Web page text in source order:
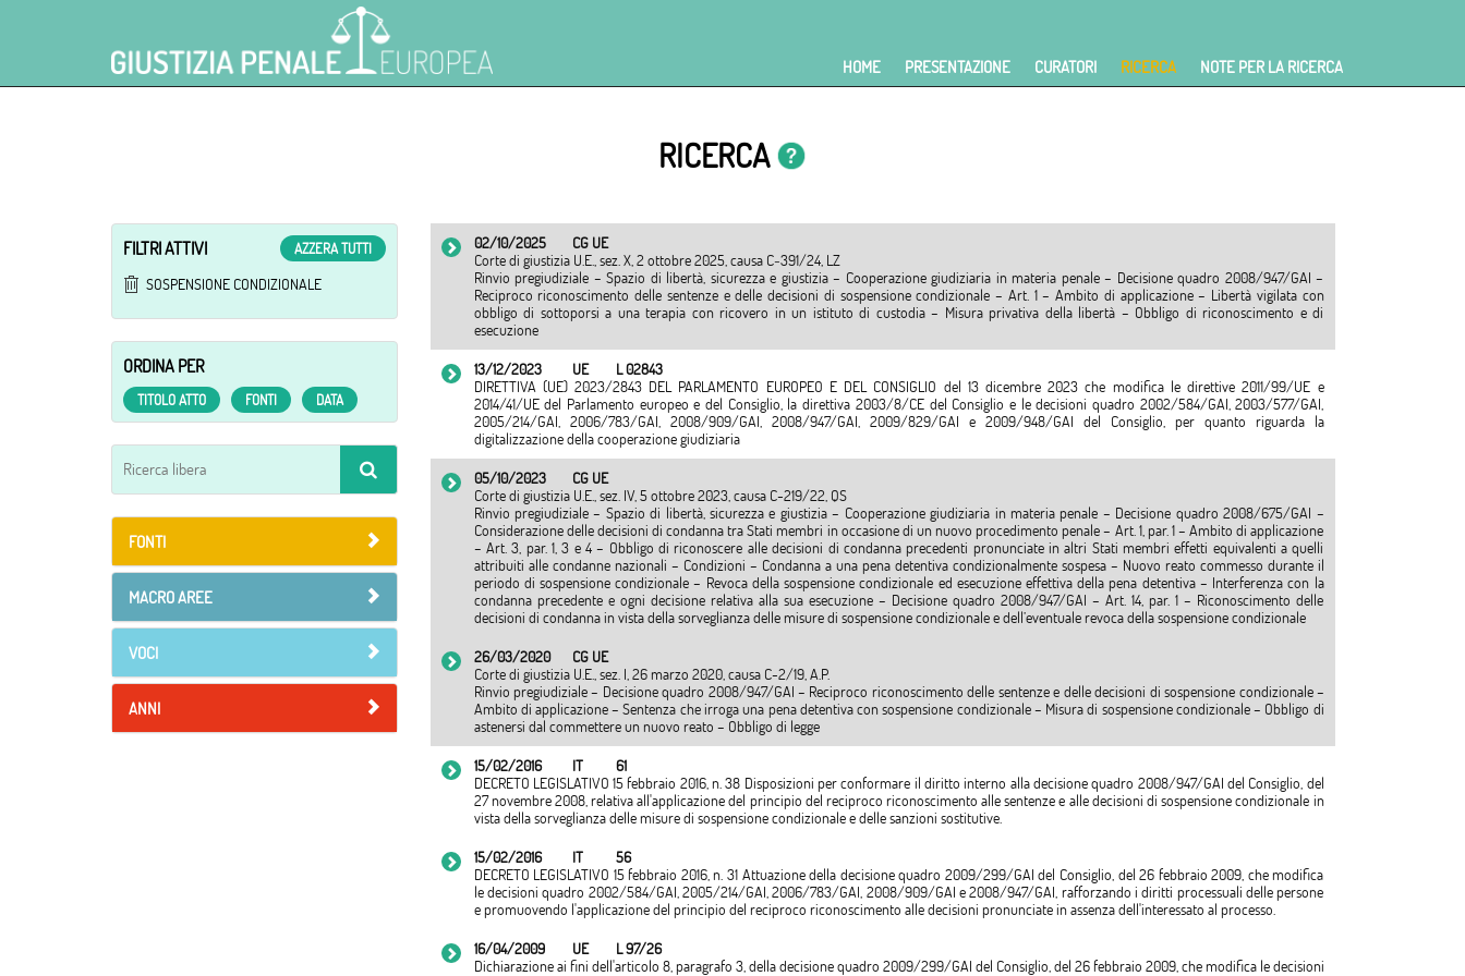
HOME PRESENTAZIONE CURATORI RICERCA NOTE PER LA RICERCA
RICERCA
FILTRI ATTIVI AZZERA TUTTI
SOSPENSIONE CONDIZIONALE
ORDINA PER
TITOLO ATTO FONTI DATA
FONTI
MACRO AREE
VOCI
ANNI
02/10/2025
CG UE
Corte di giustizia U.E., sez. X, 2 ottobre 2025, causa C‑391/24, LZ
Rinvio pregiudiziale – Spazio di libertà, sicurezza e giustizia – Cooperazione giudiziaria in materia penale – Decisione quadro 2008/947/GAI –
Reciproco riconoscimento delle sentenze e delle decisioni di sospensione condizionale – Art. 1 – Ambito di applicazione – Libertà vigilata con
obbligo di sottoporsi a una terapia con ricovero in un istituto di custodia – Misura privativa della libertà – Obbligo di riconoscimento e di
esecuzione
13/12/2023
UE
L 02843
DIRETTIVA (UE) 2023/2843 DEL PARLAMENTO EUROPEO E DEL CONSIGLIO del 13 dicembre 2023 che modifica le direttive 2011/99/UE e
2014/41/UE del Parlamento europeo e del Consiglio, la direttiva 2003/8/CE del Consiglio e le decisioni quadro 2002/584/GAI, 2003/577/GAI,
2005/214/GAI, 2006/783/GAI, 2008/909/GAI, 2008/947/GAI, 2009/829/GAI e 2009/948/GAI del Consiglio, per quanto riguarda la
digitalizzazione della cooperazione giudiziaria
05/10/2023
CG UE
Corte di giustizia U.E., sez. IV, 5 ottobre 2023, causa C-219/22, QS
Rinvio pregiudiziale – Spazio di libertà, sicurezza e giustizia – Cooperazione giudiziaria in materia penale – Decisione quadro 2008/675/GAI –
Considerazione delle decisioni di condanna tra Stati membri in occasione di un nuovo procedimento penale – Art. 1, par. 1 – Ambito di applicazione
– Art. 3, par. 1, 3 e 4 – Obbligo di riconoscere alle decisioni di condanna precedenti pronunciate in altri Stati membri effetti equivalenti a quelli
attribuiti alle condanne nazionali – Condizioni – Condanna a una pena detentiva condizionalmente sospesa – Nuovo reato commesso durante il
periodo di sospensione condizionale – Revoca della sospensione condizionale ed esecuzione effettiva della pena detentiva – Interferenza con la
condanna precedente e ogni decisione relativa alla sua esecuzione – Decisione quadro 2008/947/GAI – Art. 14, par. 1 – Riconoscimento delle
decisioni di condanna in vista della sorveglianza delle misure di sospensione condizionale e dell’eventuale revoca della sospensione condizionale
26/03/2020
CG UE
Corte di giustizia U.E., sez. I, 26 marzo 2020, causa C-2/19, A.P.
Rinvio pregiudiziale – Decisione quadro 2008/947/GAI – Reciproco riconoscimento delle sentenze e delle decisioni di sospensione condizionale –
Ambito di applicazione – Sentenza che irroga una pena detentiva con sospensione condizionale – Misura di sospensione condizionale – Obbligo di
astenersi dal commettere un nuovo reato – Obbligo di legge
15/02/2016
IT
61
DECRETO LEGISLATIVO 15 febbraio 2016, n. 38 Disposizioni per conformare il diritto interno alla decisione quadro 2008/947/GAI del Consiglio, del
27 novembre 2008, relativa all'applicazione del principio del reciproco riconoscimento alle sentenze e alle decisioni di sospensione condizionale in
vista della sorveglianza delle misure di sospensione condizionale e delle sanzioni sostitutive.
15/02/2016
IT
56
DECRETO LEGISLATIVO 15 febbraio 2016, n. 31 Attuazione della decisione quadro 2009/299/GAI del Consiglio, del 26 febbraio 2009, che modifica
le decisioni quadro 2002/584/GAI, 2005/214/GAI, 2006/783/GAI, 2008/909/GAI e 2008/947/GAI, rafforzando i diritti processuali delle persone
e promuovendo l'applicazione del principio del reciproco riconoscimento alle decisioni pronunciate in assenza dell'interessato al processo.
16/04/2009
UE
L 97/26
Dichiarazione ai fini dell'articolo 8, paragrafo 3, della decisione quadro 2009/299/GAI del Consiglio, del 26 febbraio 2009, che modifica le decisioni